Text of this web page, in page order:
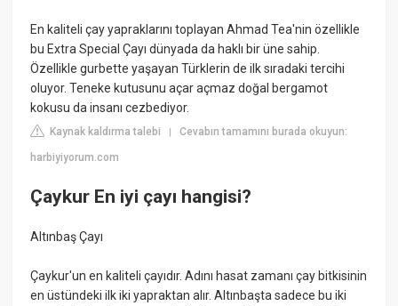
En kaliteli çay yapraklarını toplayan Ahmad Tea'nin özellikle
bu Extra Special Çayı dünyada da haklı bir üne sahip.
Özellikle gurbette yaşayan Türklerin de ilk sıradaki tercihi
oluyor. Teneke kutusunu açar açmaz doğal bergamot
kokusu da insanı cezbediyor.
Kaynak kaldırma talebi |Cevabın tamamını burada okuyun:
harbiyiyorum.com
Çaykur En iyi çayı hangisi?
Altınbaş Çayı
Çaykur'un en kaliteli çayıdır. Adını hasat zamanı çay bitkisinin
en üstündeki ilk iki yapraktan alır. Altınbaşta sadece bu iki